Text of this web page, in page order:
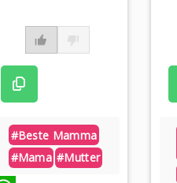
#beste Mamma
#mama #mutter